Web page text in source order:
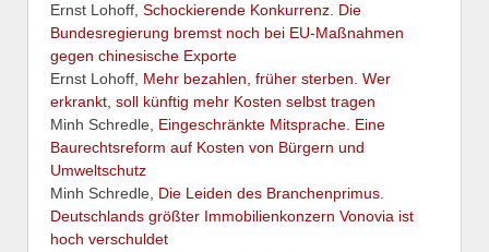
Ernst Lohoff, Schockierende Konkurrenz. Die
Bundesregierung bremst noch bei EU-Maßnahmen
gegen chinesische Exporte
Ernst Lohoff, Mehr bezahlen, früher sterben. Wer
erkrankt, soll künftig mehr Kosten selbst tragen
Minh Schredle, Eingeschränkte Mitsprache. Eine
Baurechtsreform auf Kosten von Bürgern und
Umweltschutz
Minh Schredle, Die Leiden des Branchenprimus.
Deutschlands größter Immobilienkonzern Vonovia ist
hoch verschuldet